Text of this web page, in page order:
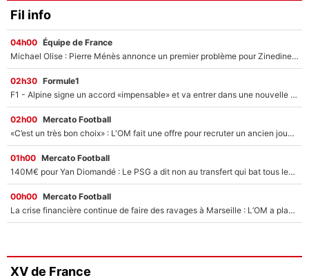
Fil info
04h00 Équipe de France
Michael Olise : Pierre Ménès annonce un premier problème pour Zinedine Zidane en équipe de France
02h30 Formule1
F1 - Alpine signe un accord «impensable» et va entrer dans une nouvelle dimension : Grande nouvelle pour Pierre Gasly !
02h00 Mercato Football
«C’est un très bon choix» : L'OM fait une offre pour recruter un ancien joueur du PSG... et c'est validé dans l'After Foot !
01h00 Mercato Football
140M€ pour Yan Diomandé : Le PSG a dit non au transfert qui bat tous les records sur le mercato
00h00 Mercato Football
La crise financière continue de faire des ravages à Marseille : L’OM a placé 12 joueurs sur le marché des transferts… et ça pourrait lui rapporter près de 100M€ !
XV de France